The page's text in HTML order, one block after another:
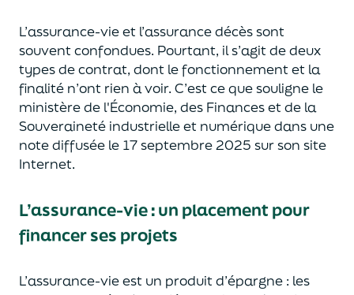
L’assurance-vie et l’assurance décès sont
souventconfondues. Pourtant, il s’agit de deux
types de contrat, dont le fonctionnement et la
finalité n’ont rien à voir. C’est ce que souligne le
ministère de l'Économie, des Financeset de la
Souveraineté industrielle et numériquedans une
note diffusée le 17 septembre 2025 sur son site
Internet.
L’assurance-vie : un placement pour
financer ses projets
L’assurance-vie est un produit d’épargne : les